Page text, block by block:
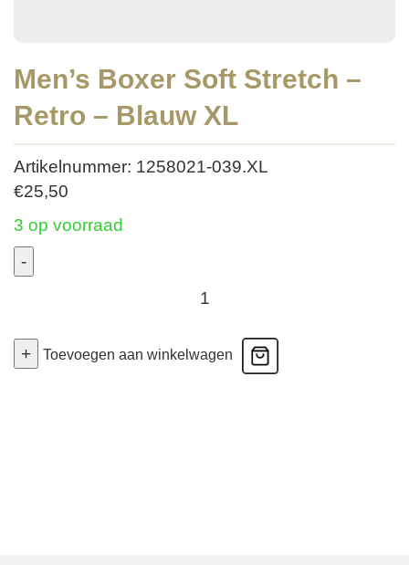
Men’s Boxer Soft Stretch –
Retro – Blauw XL
Artikelnummer: 1258021-039.XL
€25,50
3 op voorraad
-
Soft
Stretch
+ Toevoegen aan winkelwagen